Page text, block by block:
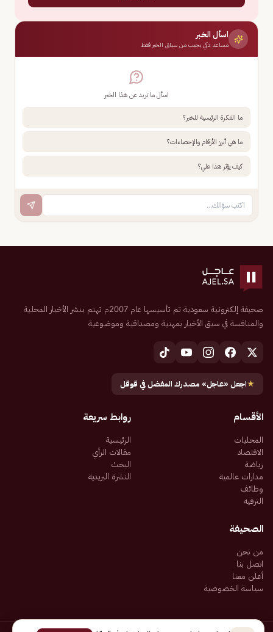
اسأل الخبر
مساعد ذكي يجيب من سياق الخبر فقط
اسأل ما تريد عن هذا الخبر
ما الفكرة الرئيسية للخبر؟
ما هي أبرز الأرقام والإحصاءات؟
كيف يؤثر هذا علي؟
صحيفة إلكترونية سعودية تم تأسيسها عام 2007م تهتم بنشر الأخبار المحلية
والمنافسة في سبق الأخبار بمهنية ومصداقية وموضوعية
★اجعل «عاجل» مصدرك المفضل في قوقل
الأقسام
المحليات
الاقتصاد
رياضة
مدارات عالمية
وظائف
الترفيه
روابط سريعة
الرئيسية
مقالات الرأي
البحث
النشرة البريدية
الصحيفة
من نحن
اتصل بنا
أعلن معنا
سياسة الخصوصية